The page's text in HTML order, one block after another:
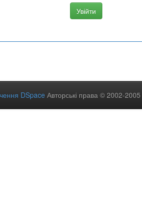
DSpace Авторські права © 2002-2005